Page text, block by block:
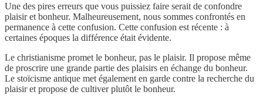
Une des pires erreurs que vous puissiez faire serait de confondre
plaisir et bonheur. Malheureusement, nous sommes confrontés en
permanence à cette confusion. Cette confusion est récente : à
certaines époques la différence était évidente.
Le christianisme promet le bonheur, pas le plaisir. Il propose même
de proscrire une grande partie des plaisirs en échange du bonheur.
Le stoïcisme antique met également en garde contre la recherche du
plaisir et propose de cultiver plutôt le bonheur.